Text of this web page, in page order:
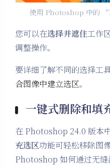
使用 Photoshop 中的 “
您可以在选择并遮住工作
调整操作。
要详细了解不同的选择工
合图像中建立选区。
一键式删除和填
在 Photoshop 24.0 版本
充选区功能可轻松移除图
Photoshop 如何通过无